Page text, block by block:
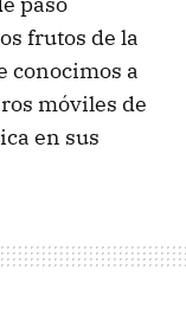
frutos de la
conocimos a
móviles de
en sus